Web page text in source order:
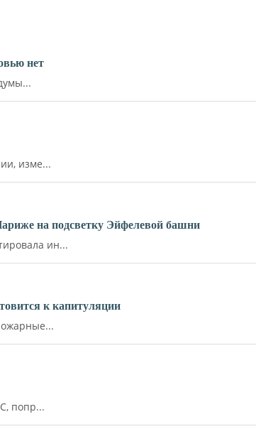
нет
изме...
на подсветку Эйфелевой башни
ин...
к капитуляции
попр...